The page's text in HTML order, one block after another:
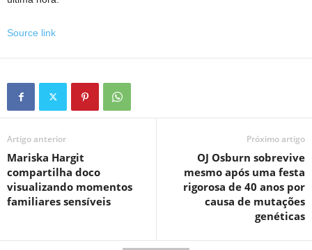
Source link
Artigo anterior
Mariska Hargit
compartilha doco
visualizando momentos
familiares sensíveis
Próximo artigo
OJ Osburn sobrevive
mesmo após uma festa
rigorosa de 40 anos por
causa de mutações
genéticas